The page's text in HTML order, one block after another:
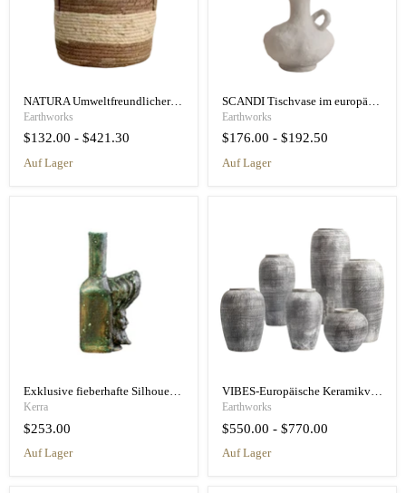
NATURA Umweltfreundlicher Pflanzkorb aus Weide
Earthworks
$132.00 - $421.30
auf Lager
SCANDI Tischvase im europäischen Stil
Earthworks
$176.00 - $192.50
auf Lager
Exklusive fieberhafte Silhouette antike grüne Vase Flasche
Kerra
$253.00
auf Lager
VIBES-Europäische Keramikvasen
Earthworks
$550.00 - $770.00
auf Lager